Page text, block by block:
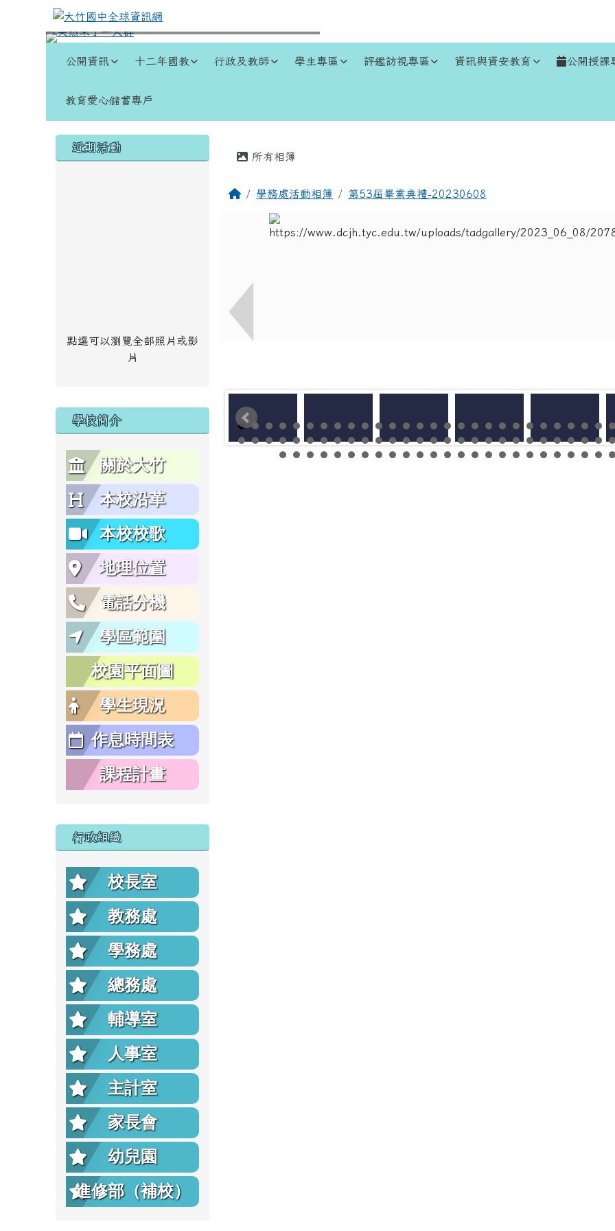
跳至主內容區
大竹國中全球資訊網
公開資訊 十二年國教 行政及教師 學生專區 評鑑訪視專區 資訊與資安教育 公開授課
教育愛心儲蓄專戶
左邊區域內容
近期活動
點選可以瀏覽全部照片或影
片
學校簡介
關於大竹
本校沿革
本校校歌
地理位置
電話分機
學區範圍
校園平面圖
學生現況
作息時間表
課程計畫
行政組織
校長室
教務處
學務處
總務處
輔導室
人事室
主計室
家長會
幼兒園
進修部（補校）
主內容區域
所有相簿
回首頁學務處活動相簿 第53屆畢業典禮-20230608
頁尾區域